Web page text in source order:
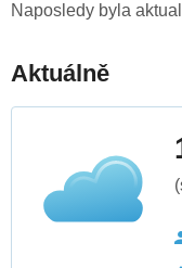
Naposledy byla
Aktuálně